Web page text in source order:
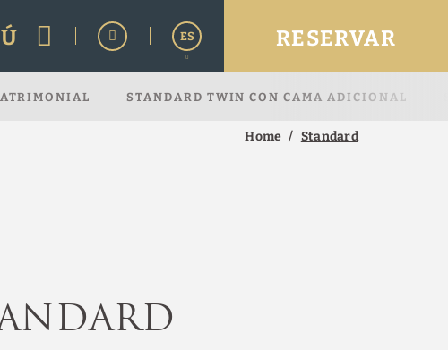
ES
English
RESERVAR
STANDARD TWIN CON CAMA ADICIONAL
Home Standard